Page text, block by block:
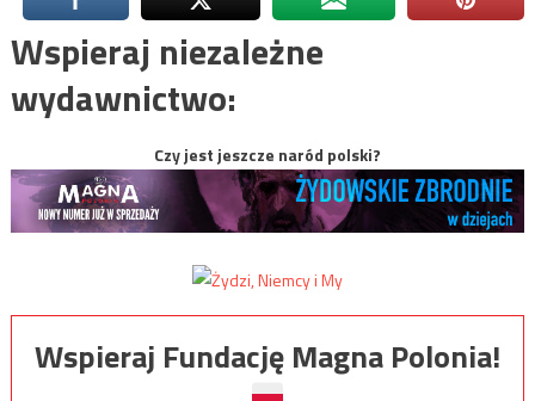
Wspieraj niezależne
wydawnictwo:
Czy jest jeszcze naród polski?
Wspieraj Fundację Magna Polonia!